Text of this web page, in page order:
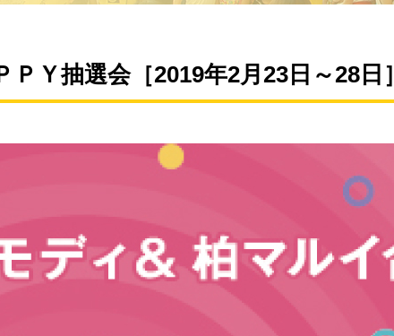
Ｙ抽選会［2019年2月23日～28日］